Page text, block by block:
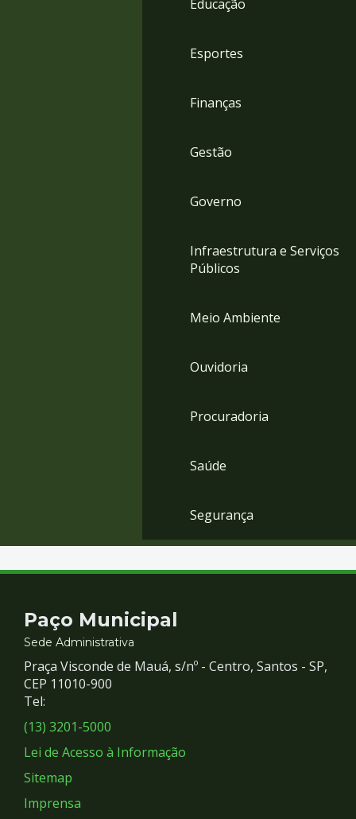
Educação
Esportes
Finanças
Gestão
Governo
Infraestrutura e Serviços
Públicos
Meio Ambiente
Ouvidoria
Procuradoria
Saúde
Segurança
Contato
e
Redes
Sociais
Paço Municipal
Sede Administrativa
Praça Visconde de Mauá, s/nº - Centro, Santos - SP,
CEP 11010-900
Tel:
(13) 3201-5000
Lei de Acesso à Informação
Sitemap
Imprensa